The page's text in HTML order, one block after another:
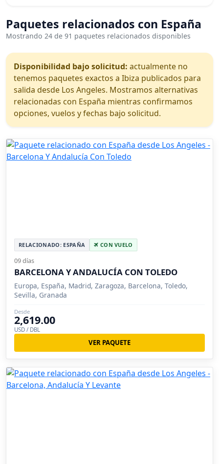
Paquetes relacionados con España
Mostrando 24 de 91 paquetes relacionados disponibles
Disponibilidad bajo solicitud: actualmente no
tenemos paquetes exactos a Ibiza publicados para
salida desde Los Angeles. Mostramos alternativas
relacionadas con España mientras confirmamos
opciones, vuelos y fechas bajo solicitud.
RELACIONADO: ESPAÑA CON VUELO
09 días
BARCELONA Y ANDALUCÍA CON TOLEDO
Europa, España, Madrid, Zaragoza, Barcelona, Toledo,
Sevilla, Granada
Desde
2,619.00
USD / DBL
VER PAQUETE